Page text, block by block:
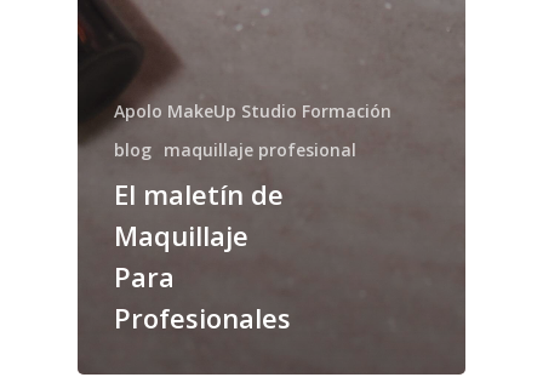
Apolo MakeUp Studio Formación
blog maquillaje profesional
El maletín de
Maquillaje
Para
Profesionales